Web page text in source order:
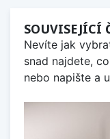
SOUVISEJÍCÍ
Nevíte jak
snad najdete,
nebo napište a